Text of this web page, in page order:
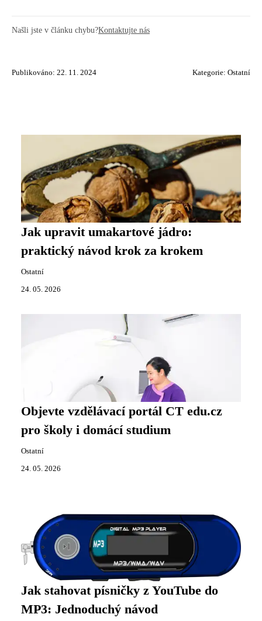
Našli jste v článku chybu?Kontaktujte nás
Publikováno: 22. 11. 2024 Kategorie: Ostatní
Jak upravit umakartové jádro:
praktický návod krok za krokem
Ostatní
24. 05. 2026
Objevte vzdělávací portál CT edu.cz
pro školy i domácí studium
Ostatní
24. 05. 2026
Jak stahovat písničky z YouTube do
MP3: Jednoduchý návod